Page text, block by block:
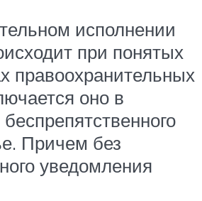
исполнении
при понятых
правоохранительных
оно в
Причем без
уведомления